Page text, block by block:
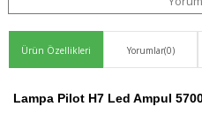
Ürün Özellikleri Yorumlar(0)
Lampa Pilot H7 Led Ampul